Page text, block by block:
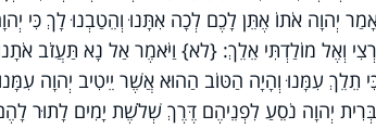
יְהוָה אֹתוֹ אֶתֵּן לָכֶם לְכָה אִתָּנוּ וְהֵטַבְנוּ לָךְ כִּי
וְאֶל מוֹלַדְתִּי אֵלֵךְ: {לא} וַיֹּאמֶר אַל נָא תַּעֲזֹב
תֵלֵךְ עִמָּנוּ וְהָיָה הַטּוֹב הַהוּא אֲשֶׁר יֵיטִיב יְהוָה עִמָּנוּ
יְהוָה נֹסֵעַ לִפְנֵיהֶם דֶּרֶךְ שְׁלֹשֶׁת יָמִים לָתוּר